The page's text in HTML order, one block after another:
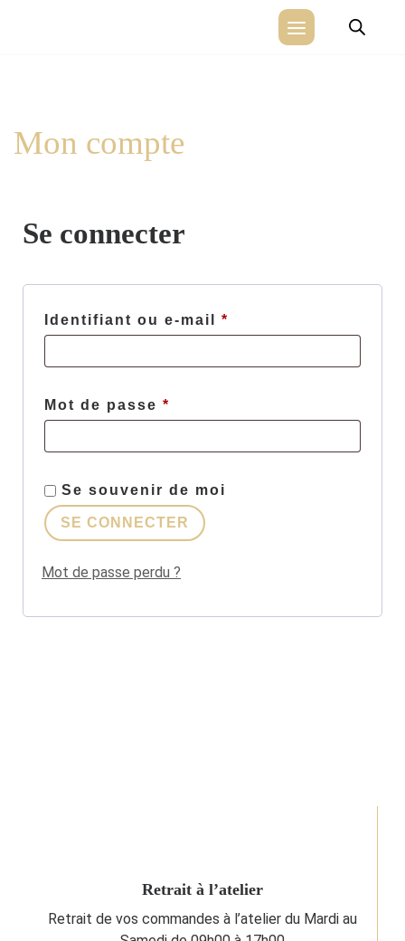
content
Mon compte
Se connecter
Identifiant ou e-mail *
Mot de passe *
Se souvenir de moi
SE CONNECTER
Mot de passe perdu ?
Retrait à l’atelier
Retrait de vos commandes à l’atelier du Mardi au